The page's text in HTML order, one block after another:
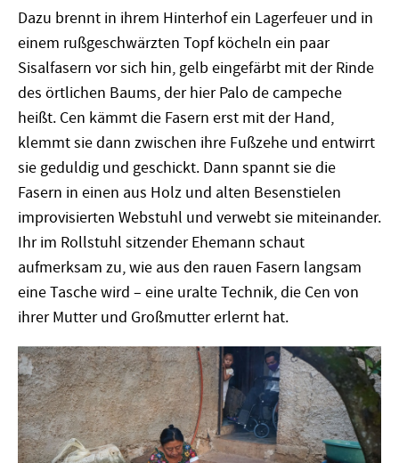
Dazu brennt in ihrem Hinterhof ein Lagerfeuer und in
einem rußgeschwärzten Topf köcheln ein paar
Sisalfasern vor sich hin, gelb eingefärbt mit der Rinde
des örtlichen Baums, der hier Palo de campeche
heißt. Cen kämmt die Fasern erst mit der Hand,
klemmt sie dann zwischen ihre Fußzehe und entwirrt
sie geduldig und geschickt. Dann spannt sie die
Fasern in einen aus Holz und alten Besenstielen
improvisierten Webstuhl und verwebt sie miteinander.
Ihr im Rollstuhl sitzender Ehemann schaut
aufmerksam zu, wie aus den rauen Fasern langsam
eine Tasche wird – eine uralte Technik, die Cen von
ihrer Mutter und Großmutter erlernt hat.